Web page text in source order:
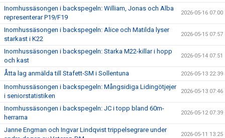
Inomhussäsongen i backspegeln: William, Jonas och Alba
representerar P19/F19
2026-05-16 07:00
Inomhussäsongen i backspegeln: Alice och Matilda lyser
starkast i K22
2026-05-15 07:57
Inomhussäsongen i backspegeln: Starka M22-killar i hopp
och kast
2026-05-14 07:51
Åtta lag anmälda till Stafett-SM i Sollentuna 2026-05-13 22:39
Inomhussäsongen i backspegeln: Mångsidiga Lidingötjejer
i seniorstatistiken
2026-05-13 07:46
Inomhussäsongen i backspegeln: JC i topp bland 60m-
herrarna
2026-05-12 07:39
Janne Engman och Ingvar Lindqvist trippelsegrare under
2026-05-11 13:25